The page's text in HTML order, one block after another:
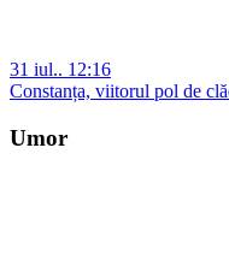
31 iul.. 12:16
Constanța, viitorul pol de
Umor